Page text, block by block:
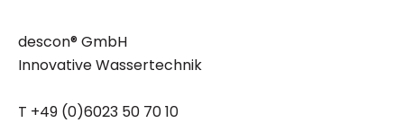
descon® GmbH
Innovative Wassertechnik
T +49 (0)6023 50 70 10